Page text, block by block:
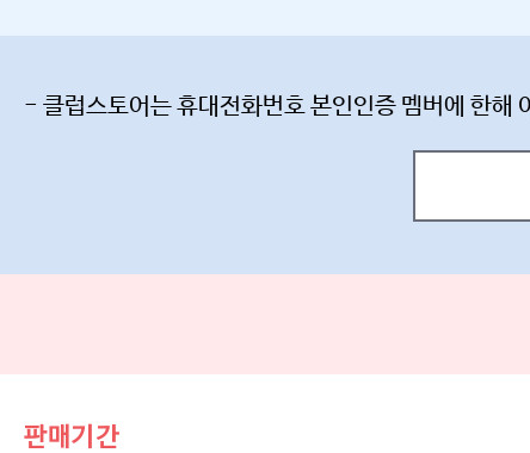
- 클럽스토어는 휴대전화번호 본인인증 멤버에 한해
판매기간